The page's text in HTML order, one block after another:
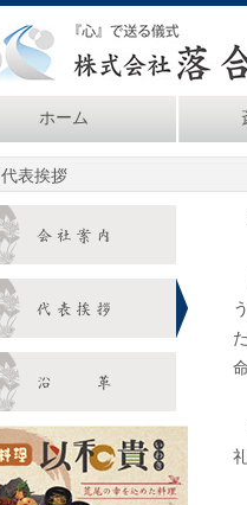
ホーム
代表挨拶